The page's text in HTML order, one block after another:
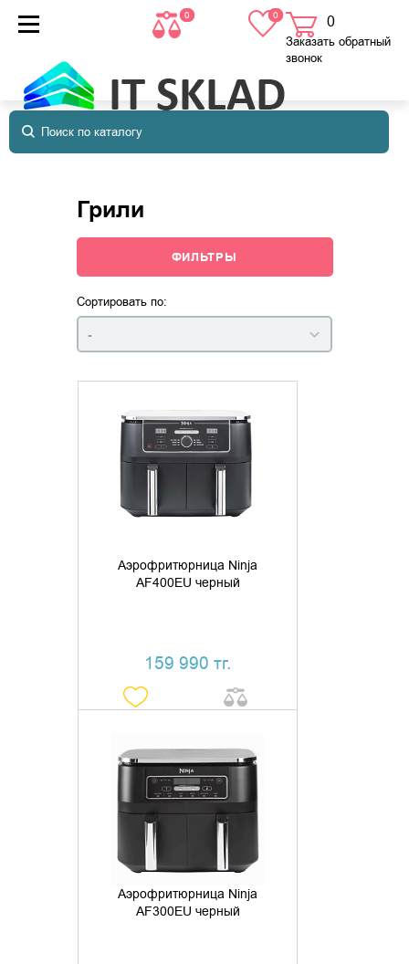
0 0 0
в корзине
Заказать обратный
звонок
Грили
ФИЛЬТРЫ
Сортировать по:
-
Аэрофритюрница Ninja
AF400EU черный
159 990 тг.
ДОБАВИТЬ В КОРЗИНУ
Аэрофритюрница Ninja
AF300EU черный
ДОБАВИТЬ В КОРЗИНУ